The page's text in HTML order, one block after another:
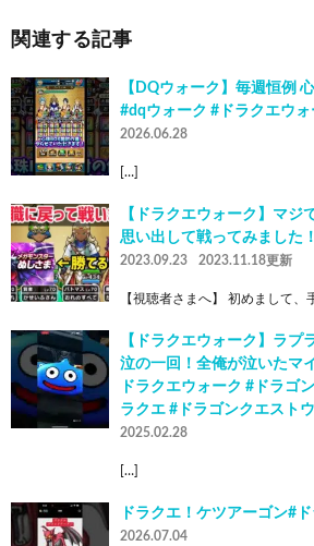
関連する記事
【DQウォーク】毎週恒例
#dqウォーク #ドラクエウォ
2026.06.28
[…]
【ドラクエウォーク】マ
思い出して戦ってみました
2023.09.23 2023.11.18更新
【視聴者さまへ】 初めまして
【ドラクエウォーク】ラプ
泣の一回！全俺が泣いたマ
ドラクエウォーク #ドラゴ
ラクエ #ドラゴンクエスト
2025.02.28
[…]
ドラクエ！ケツアーゴン#
2026.07.04